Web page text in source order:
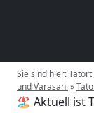
Sie sind hier:Tatort
und Varasani »
🏖️ Aktuell ist